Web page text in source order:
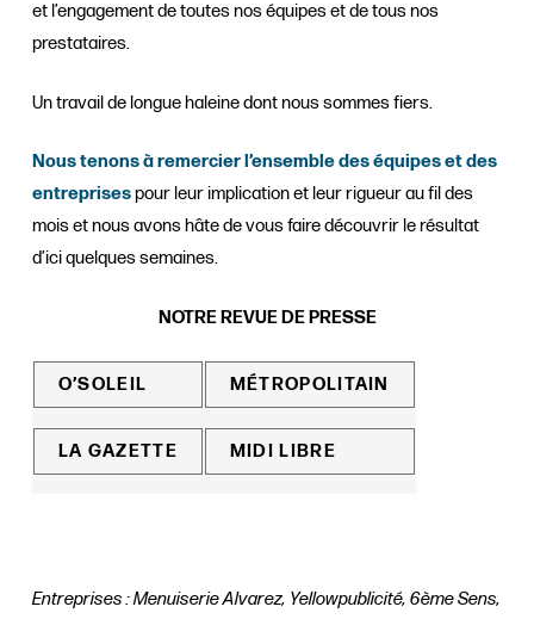
et l’engagement de toutes nos équipes et de tous nos
prestataires.
Un travail de longue haleine dont nous sommes fiers.
Nous tenons à remercier l’ensemble des équipes et des
entreprisespour leur implication et leur rigueur au fil des
mois et nous avons hâte de vous faire découvrir le résultat
d’ici quelques semaines.
NOTRE REVUE DE PRESSE
O’SOLEIL MÉTROPOLITAIN
LA GAZETTE MIDI LIBRE
Entreprises : Menuiserie Alvarez, Yellowpublicité, 6ème Sens,